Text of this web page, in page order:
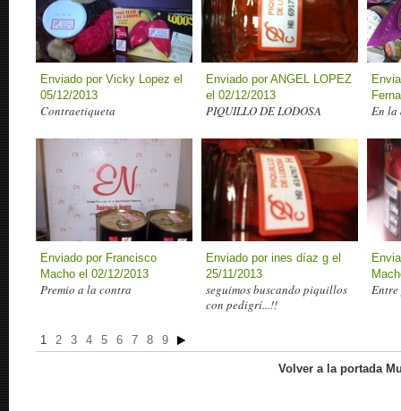
Enviado por Vicky Lopez el
05/12/2013
Contraetiqueta
Enviado por ANGEL LOPEZ
el 02/12/2013
PIQUILLO DE LODOSA En la
Enviado por Francisco
Macho el 02/12/2013
Premio a la contra
Enviado por ines díaz g el
25/11/2013
seguimos buscando piquillos
con pedigrí...!!
1 2 3 4 5 6 7 8 9
Volver a la portada